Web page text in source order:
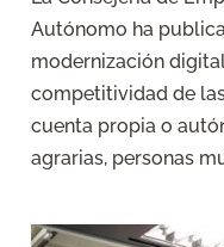
Autónomo ha
modernización
competitividad de
cuenta propia o
agrarias, personas